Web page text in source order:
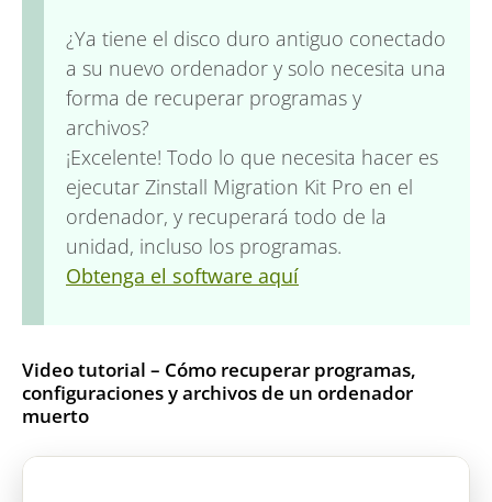
¿Ya tiene el disco duro antiguo conectado
a su nuevo ordenador y solo necesita una
forma de recuperar programas y
archivos?
¡Excelente! Todo lo que necesita hacer es
ejecutar Zinstall Migration Kit Pro en el
ordenador, y recuperará todo de la
unidad, incluso los programas.
Obtenga el software aquí
Video tutorial – Cómo recuperar programas,
configuraciones y archivos de un ordenador
muerto